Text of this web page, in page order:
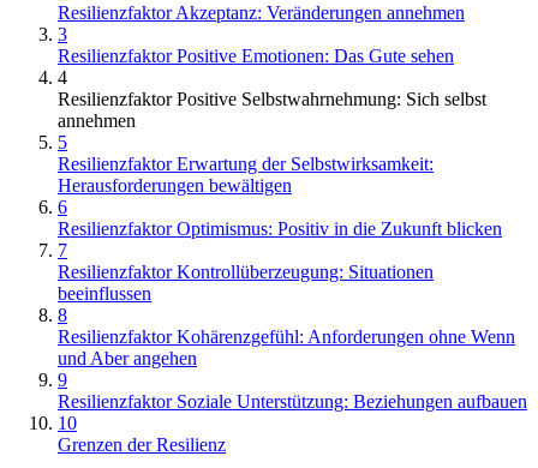
Resilienzfaktor Akzeptanz: Veränderungen annehmen
3
Resilienzfaktor Positive Emotionen: Das Gute sehen
4
Resilienzfaktor Positive Selbstwahrnehmung: Sich selbst
annehmen
5
Resilienzfaktor Erwartung der Selbstwirksamkeit:
Herausforderungen bewältigen
6
Resilienzfaktor Optimismus: Positiv in die Zukunft blicken
7
Resilienzfaktor Kontrollüberzeugung: Situationen
beeinflussen
8
Resilienzfaktor Kohärenzgefühl: Anforderungen ohne Wenn
und Aber angehen
9
Resilienzfaktor Soziale Unterstützung: Beziehungen aufbauen
10
Grenzen der Resilienz